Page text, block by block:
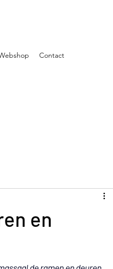
Contact
en